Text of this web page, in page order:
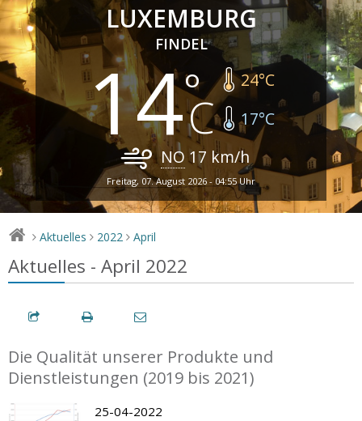
LUXEMBURG
FINDEL
14 24°C
17°C
NO 17 km/h
Freitag, 07. August 2026 - 04:55 Uhr
> Aktuelles > 2022 > April
Aktuelles - April 2022
Die Qualität unserer Produkte und
Dienstleistungen (2019 bis 2021)
25-04-2022